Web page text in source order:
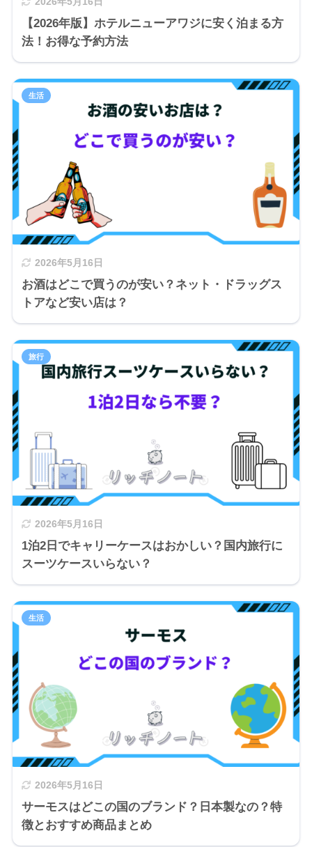
【2026年版】ホテルニューアワジに安く泊まる方
法！お得な予約方法
2026年5月16日
お酒はどこで買うのが安い？ネット・ドラッグス
トアなど安い店は？
生活
2026年5月16日
1泊2日でキャリーケースはおかしい？国内旅行に
スーツケースいらない？
旅行
2026年5月16日
サーモスはどこの国のブランド？日本製なの？特
徴とおすすめ商品まとめ
生活